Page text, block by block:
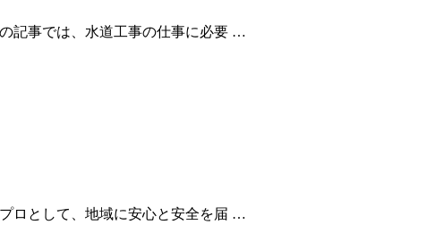
記事では、水道工事の仕事に必要 …
ロとして、地域に安心と安全を届 …